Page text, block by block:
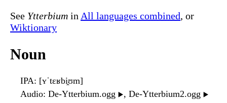
See Ytterbium in All languages combined, or
Wiktionary
Noun
IPA: [ʏˈtɛʁbi̯ʊm]
Audio: De-Ytterbium.ogg ▶️, De-Ytterbium2.ogg ▶️